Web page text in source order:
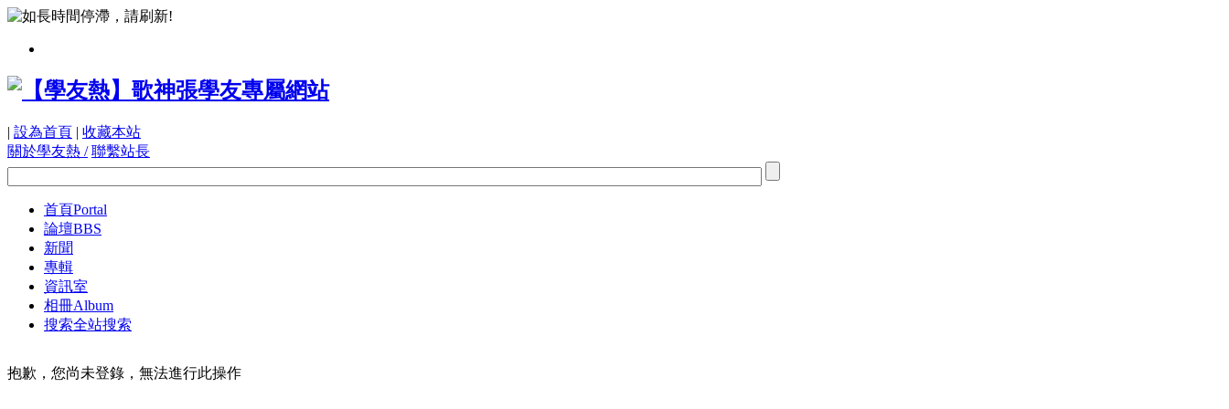
| 設為首頁 | 收藏本站
關於學友熱 / 聯繫站長
首頁Portal
論壇BBS
新聞
專輯
資訊室
相冊Album
搜索全站搜索
抱歉，您尚未登錄，無法進行此操作